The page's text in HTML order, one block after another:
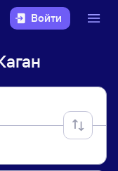
Войти